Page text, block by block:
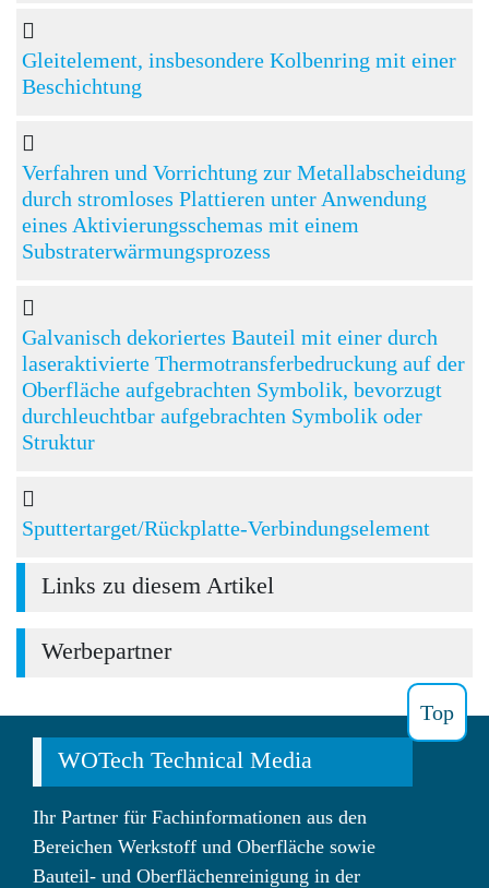
Gleitelement, insbesondere Kolbenring mit einer
Beschichtung
Verfahren und Vorrichtung zur Metallabscheidung
durch stromloses Plattieren unter Anwendung
eines Aktivierungsschemas mit einem
Substraterwärmungsprozess
Galvanisch dekoriertes Bauteil mit einer durch
laseraktivierte Thermotransferbedruckung auf der
Oberfläche aufgebrachten Symbolik, bevorzugt
durchleuchtbar aufgebrachten Symbolik oder
Struktur
Sputtertarget/Rückplatte-Verbindungselement
Links zu diesem Artikel
Werbepartner
Top
WOTech Technical Media
Ihr Partner für Fachinformationen aus den
Bereichen Werkstoff und Oberfläche sowie
Bauteil- und Oberflächenreinigung in der